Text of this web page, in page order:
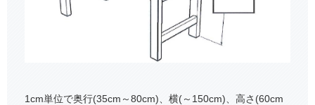
1cm単位で奥行(35cm～80cm)、横(～150cm)、高さ(60cm